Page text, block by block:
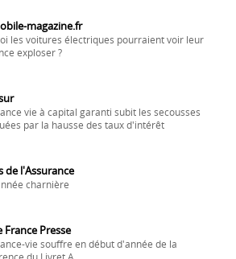
magazine.fr
les voitures électriques pourraient voir leur
exploser ?
vie à capital garanti subit les secousses
par la hausse des taux d'intérêt
de l'Assurance
charnière
France Presse
vie souffre en début d'année de la